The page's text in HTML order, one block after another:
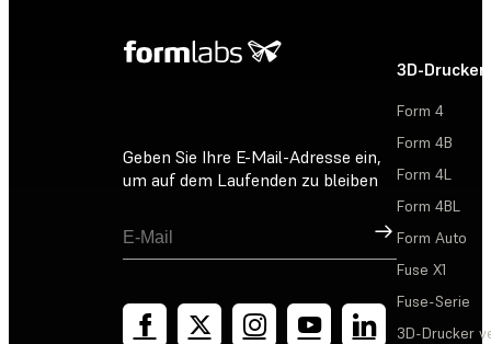
Geben Sie Ihre E-Mail-Adresse ein,
um auf dem Laufenden zu bleiben
Registrieren
3D-Drucker
Form 4
Form 4B
Form 4L
Form 4BL
Form Auto
Fuse X1
Fuse-Serie
3D-Drucker